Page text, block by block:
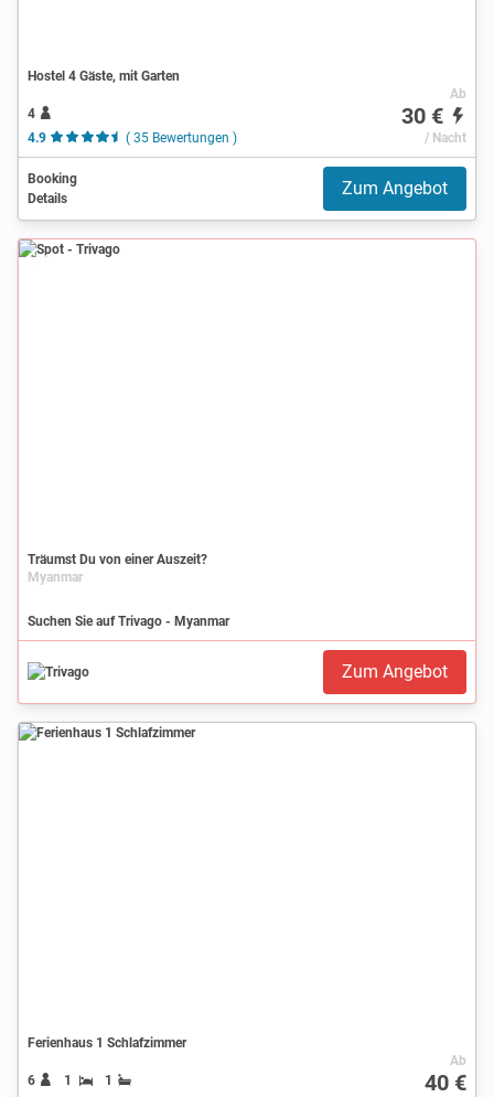
Hostel 4 Gäste, mit Garten
4
4.9
( 35 Bewertungen )
Ab
30 €
/ Nacht
Booking
Details
Zum Angebot
Spot
Träumst Du von einer Auszeit?
Myanmar
Suchen Sie auf Trivago - Myanmar
Zum Angebot
Ferienhaus 1 Schlafzimmer
6 1 1
Ab
40 €